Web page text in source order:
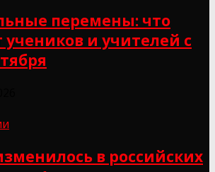
перемены: что
и учителей с
в российских